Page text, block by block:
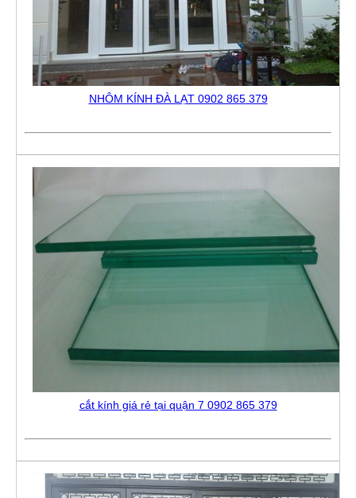
NHÔM KÍNH ĐÀ LẠT 0902 865 379
cắt kính giá rẻ tại quận 7 0902 865 379